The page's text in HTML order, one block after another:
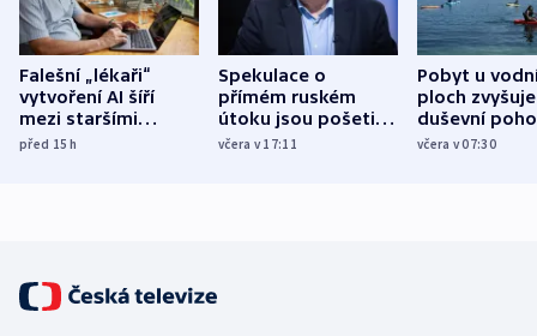
Falešní „lékaři“
vytvoření AI šíří
mezi staršími
Poláky nebezpečné
před 15h
Spekulace o
přímém ruském
útoku jsou pošetilé,
míní estonský
včera v 17:11
Pobyt u
ploch zvyšuje
duševní
ukázala
včera v 07:30